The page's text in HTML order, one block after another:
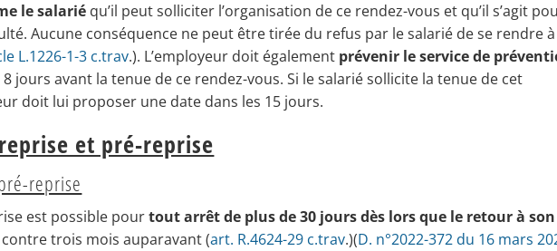
le salarié qu’il peut solliciter l’organisation de ce rendez-vous et qu’il s’agit
Aucune conséquence ne peut être tirée du refus par le salarié de se rendre
L.1226-1-3 c.trav.). L’employeur doit également prévenir le service de
8 jours avant la tenue de ce rendez-vous. Si le salarié sollicite la tenue de cet
doit lui proposer une date dans les 15 jours.
et pré-reprise
reprise
est possible pourtout arrêt de plus de 30 jours dès lors que le retour à son
contre trois mois auparavant (art. R.4624-29 c.trav.)(D. n°2022-372 du 16 mars